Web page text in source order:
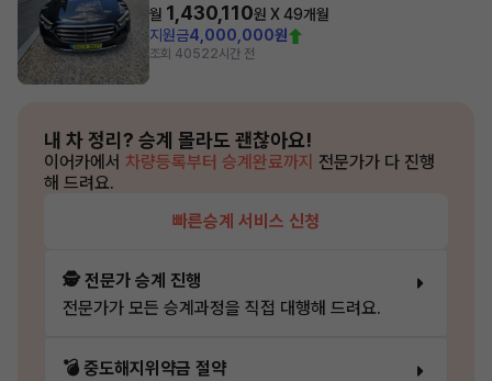
월 1,430,110원 X49개월
지원금4,000,000원
조회 40522시간 전
내 차 정리? 승계 몰라도 괜찮아요!
이어카에서 차량등록부터 승계완료까지 전문가가 다 진행
해 드려요.
빠른승계 서비스 신청
🕵️ 전문가 승계 진행
전문가가 모든 승계과정을 직접 대행해 드려요.
💣 중도해지위약금 절약